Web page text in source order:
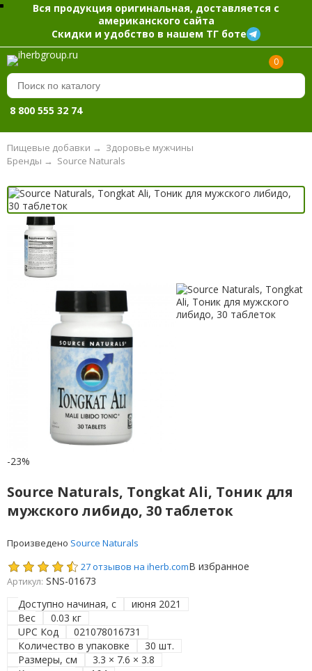
Вся продукция оригинальная, доставляется с
американского сайта
Скидки и удобство в нашем ТГ боте
0
8 800 555 32 74
Пищевые добавки → Здоровье мужчины
Source Naturals
Бренды →
-23%
Source Naturals, Tongkat Ali, Тоник для
мужского либидо, 30 таблеток
Произведено Source Naturals
27 отзывов на iherb.comВ избранное
Артикул: SNS-01673
Доступно начиная, с
июня 2021
Вес
0.03 кг
UPC Код
021078016731
Количество в упаковке
30 шт.
Размеры, см
3.3 × 7.6 × 3.8